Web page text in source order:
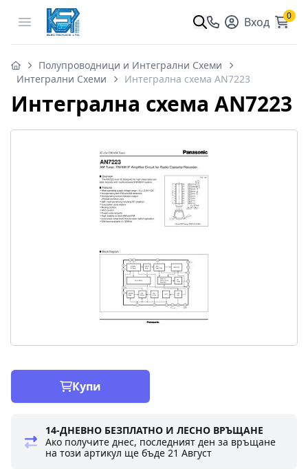
Open menu Вход 0
Полупроводници и Интегрални Схеми
Интегрални Схеми
Интегрална схема AN7223
Интегрална схема AN7223
Купи
14-ДНЕВНО БЕЗПЛАТНО И ЛЕСНО ВРЪЩАНЕ
Ако получите днес, последният ден за връщане
на този артикул ще бъде21 Август